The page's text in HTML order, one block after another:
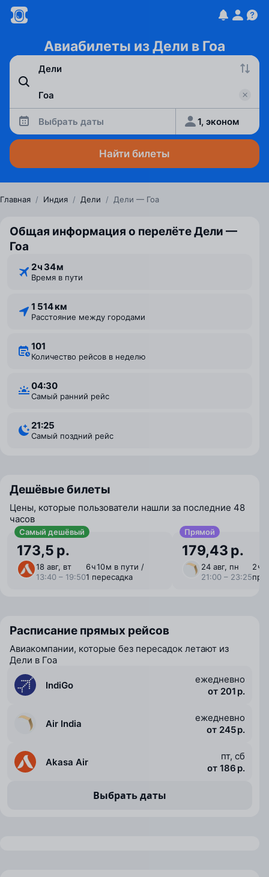
Авиабилеты из Дели в Гоа
Выбрать даты 1, эконом
Найти билеты
Главная / Индия / Дели / Дели — Гоа
Общая информация о перелёте Дели —
Гоа
2 ⁠ч 34 ⁠м
Время в пути
1 514 км
Расстояние между городами
101
Количество рейсов в неделю
04:30
Самый ранний рейс
21:25
Самый поздний рейс
Дешёвые билеты
Цены, которые пользователи нашли за последние 48
часов
Самый дешёвый
173,5 р.
18 авг, вт
13:40 – 19:50
6 ⁠ч 10 ⁠м в пути /
1 пересадка
Прямой
179,43 р.
24 авг, пн
21:00 – 23:25
2 ⁠ч
Расписание прямых рейсов
Авиакомпании, которые без пересадок летают из
Дели в Гоа
IndiGo
ежедневно
от 201 р.
Air India
ежедневно
от 245 р.
Akasa Air
пт, сб
от 186 р.
Выбрать даты